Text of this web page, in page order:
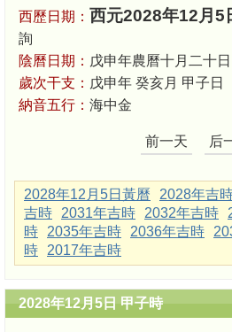
西歷日期： 西元2028年12月5
詢
陰曆日期： 戊申年農曆十月二十日
歲次干支： 戊申年 癸亥月 甲子日
納音五行： 海中金
前一天 后
2028年12月5日黃曆 2028年吉
吉時
2031年吉時 2032年吉時
時
2035年吉時 2036年吉時
時
2017年吉時
2028年12月5日 甲子時